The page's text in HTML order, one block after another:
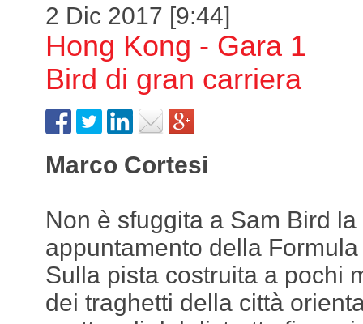
2 Dic 2017 [9:44]
Hong Kong - Gara 1
Bird di gran carriera
Marco Cortesi
Non è sfuggita a Sam Bird
appuntamento della
Sulla pista costruita a pochi
dei traghetti della città